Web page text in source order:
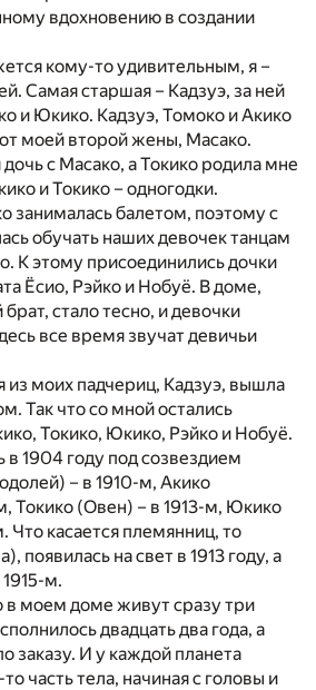
вдохновению в создании
кому-то удивительным, я –
Самая старшая – Кадзуэ, за ней
и Юкико. Кадзуэ, Томоко и Акико
моей второй жены, Масако.
с Масако, а Токико родила мне
и Токико – одногодки.
занималась балетом, поэтому с
обучать наших девочек танцам
К этому присоединились дочки
Ёсио, Рэйко и Нобуё. В доме,
стало тесно, и девочки
все время звучат девичьи
из моих падчериц, Кадзуэ, вышла
Так что со мной остались
Токико, Юкико, Рэйко и Нобуё.
в 1904 году под созвездием
– в 1910-м, Акико
Токико (Овен) – в 1913-м, Юкико
Что касается племянниц, то
появилась на свет в 1913 году, а
м.
в моем доме живут сразу три
двадцать два года, а
заказу. И у каждой планета
часть тела, начиная с головы и